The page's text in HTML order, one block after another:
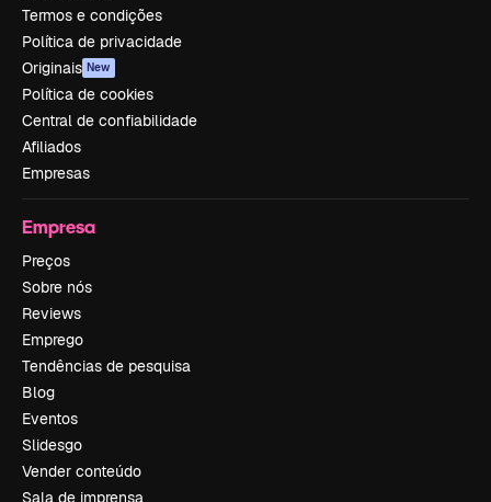
Termos e condições
Política de privacidade
Originais New
Política de cookies
Central de confiabilidade
Afiliados
Empresas
Empresa
Preços
Sobre nós
Reviews
Emprego
Tendências de pesquisa
Blog
Eventos
Slidesgo
Vender conteúdo
Sala de imprensa